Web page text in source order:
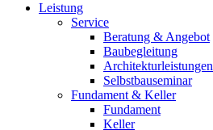
Leistung
Service
Beratung & Angebot
Baubegleitung
Architekturleistungen
Selbstbauseminar
Fundament & Keller
Fundament
Keller